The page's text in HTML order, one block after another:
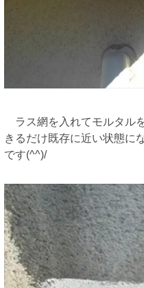
ラス網を入れてモルタル
きるだけ既存に近い状態に
です(^^)/